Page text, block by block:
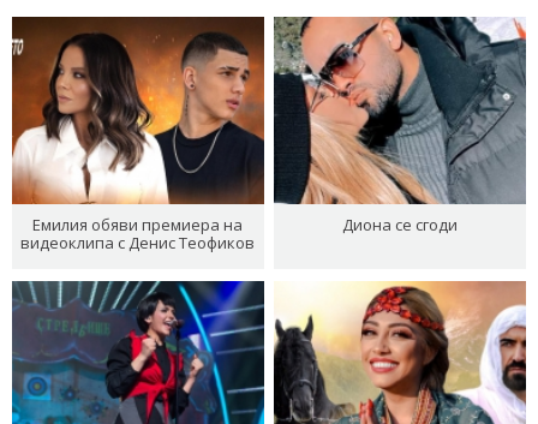
Емилия обяви премиера на
видеоклипа с Денис Теофиков
Диона се сгоди